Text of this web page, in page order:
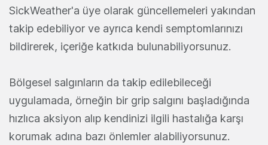
SickWeather'a üye olarak güncellemeleri yakından
takip edebiliyor ve ayrıca kendi semptomlarınızı
bildirerek, içeriğe katkıda bulunabiliyorsunuz.
Bölgesel salgınların da takip edilebileceği
uygulamada, örneğin bir grip salgını başladığında
hızlıca aksiyon alıp kendinizi ilgili hastalığa karşı
korumak adına bazı önlemler alabiliyorsunuz.